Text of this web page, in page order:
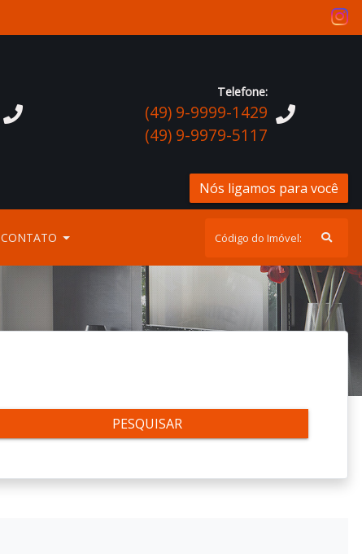
Telefone:
(49) 9-9999-1429
(49) 9-9979-5117
Nós ligamos para você
CONTATO
PESQUISAR